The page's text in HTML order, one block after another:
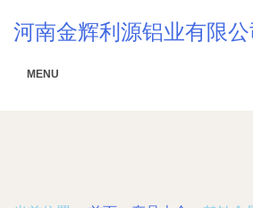
河南金辉利源铝业有限公
MENU